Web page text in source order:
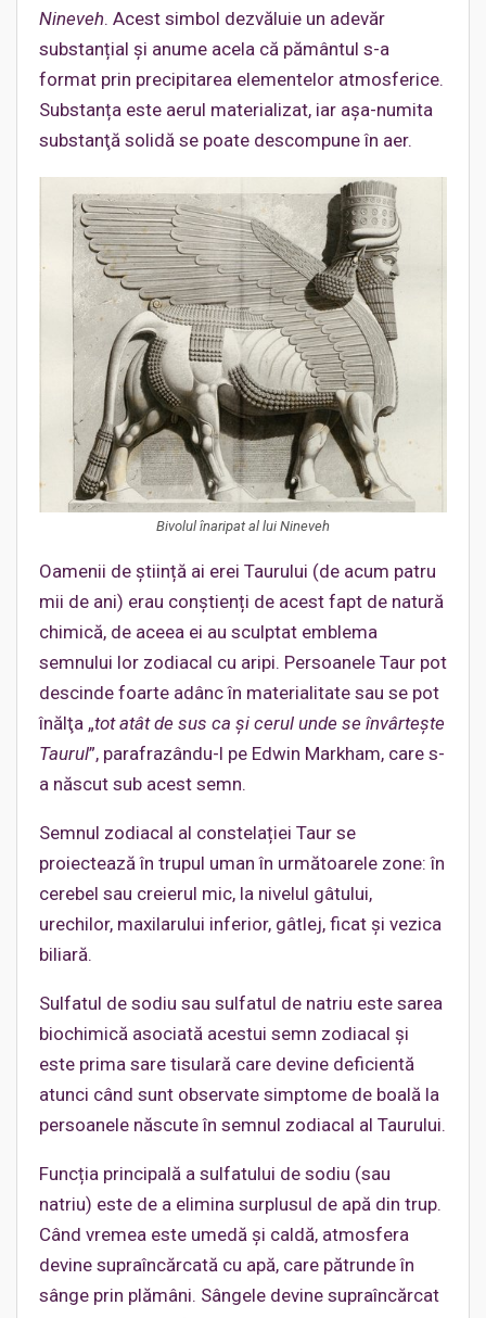
Nineveh. Acest simbol dezvăluie un adevăr
substanțial și anume acela că pământul s-a
format prin precipitarea elementelor atmosferice.
Substanța este aerul materializat, iar aşa-numita
substanţă solidă se poate descompune în aer.
Bivolul înaripat al lui Nineveh
Oamenii de știință ai erei Taurului (de acum patru
mii de ani) erau conștienți de acest fapt de natură
chimică, de aceea ei au sculptat emblema
semnului lor zodiacal cu aripi. Persoanele Taur pot
descinde foarte adânc în materialitate sau se pot
înălţa „tot atât de sus ca și cerul unde se învârtește
Taurul”, parafrazându-l pe Edwin Markham, care s-
a născut sub acest semn.
Semnul zodiacal al constelației Taur se
proiectează în trupul uman în următoarele zone: în
cerebel sau creierul mic, la nivelul gâtului,
urechilor, maxilarului inferior, gâtlej, ficat și vezica
biliară.
Sulfatul de sodiu sau sulfatul de natriu este sarea
biochimică asociată acestui semn zodiacal și
este prima sare tisulară care devine deficientă
atunci când sunt observate simptome de boală la
persoanele născute în semnul zodiacal al Taurului.
Funcția principală a sulfatului de sodiu (sau
natriu) este de a elimina surplusul de apă din trup.
Când vremea este umedă și caldă, atmosfera
devine supraîncărcată cu apă, care pătrunde în
sânge prin plămâni. Sângele devine supraîncărcat